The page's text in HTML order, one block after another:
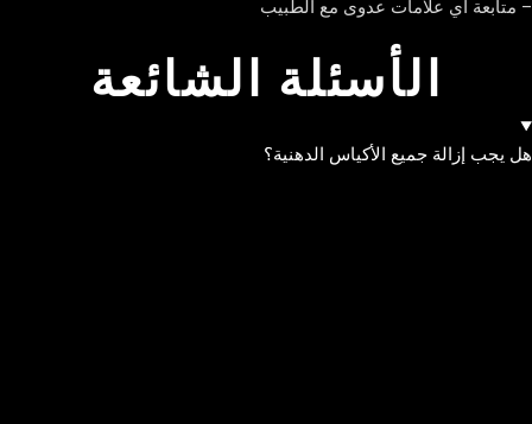
– متابعة أي علامات عدوى مع الطبيب
الأسئلة الشائعة
هل يجب إزالة جميع الأكياس الدهنية؟